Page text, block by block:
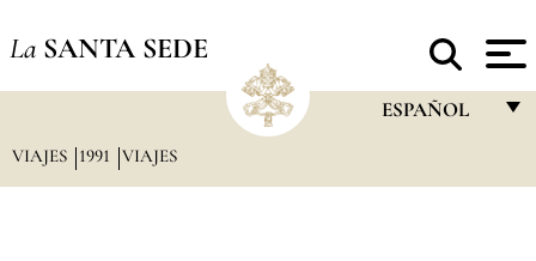
La SANTA SEDE
ESPAÑOL
VIAJES 1991 VIAJES